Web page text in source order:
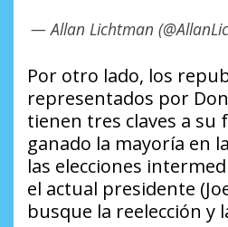
— Allan Lichtman
Por otro lado, los
representados por
tienen tres claves a su
ganado la mayoría en
las elecciones
el actual presidente
busque la reelección y